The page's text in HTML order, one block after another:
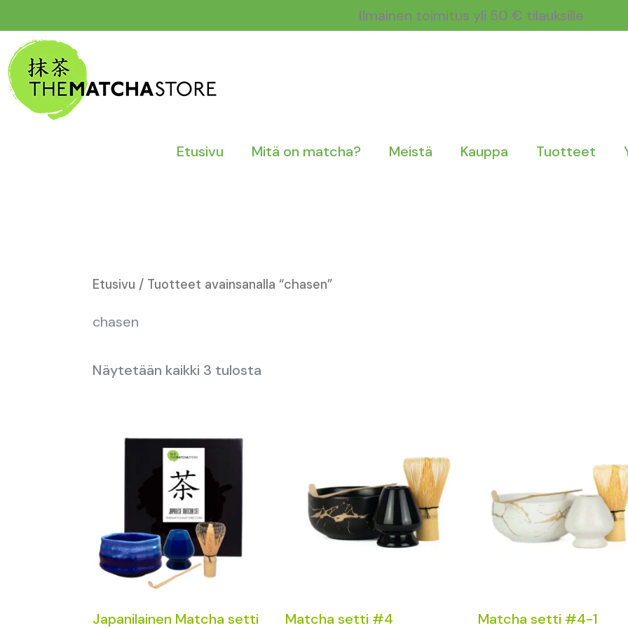
sisältöön
Ilmainen toimitus yli 50 € tilauksille
Etusivu Mitä on matcha? Meistä Kauppa Tuotteet
Etusivu / Tuotteet avainsanalla “chasen”
chasen
Näytetään kaikki 3 tulosta
Japanilainen Matcha setti
Matcha setti #4 Matcha setti #4-1